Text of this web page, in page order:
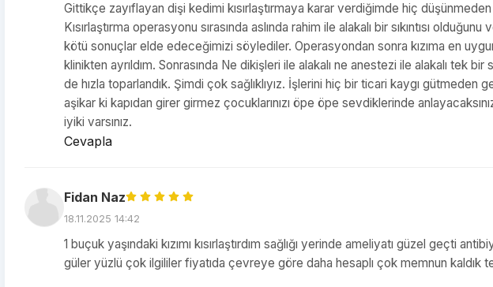
Gittikçe zayıflayan dişi kedimi kısırlaştırmaya karar verdiğimde hiç
Kısırlaştırma operasyonu sırasında aslında rahim ile alakalı bir sıkıntısı
kötü sonuçlar elde edeceğimizi söylediler. Operasyondan sonra kızıma en uygun
klinikten ayrıldım. Sonrasında Ne dikişleri ile alakalı ne anestezi ile alakalı tek bir
de hızla toparlandık. Şimdi çok sağlıklıyız. İşlerini hiç bir ticari kaygı gütmeden
aşikar ki kapıdan girer girmez çocuklarınızı öpe öpe sevdiklerinde
iyiki varsınız.
Cevapla
Fidan Naz
18.11.2025 14:42
1 buçuk yaşındaki kızımı kısırlaştırdım sağlığı yerinde ameliyatı güzel geçti
güler yüzlü çok ilgililer fiyatıda çevreye göre daha hesaplı çok memnun kaldık